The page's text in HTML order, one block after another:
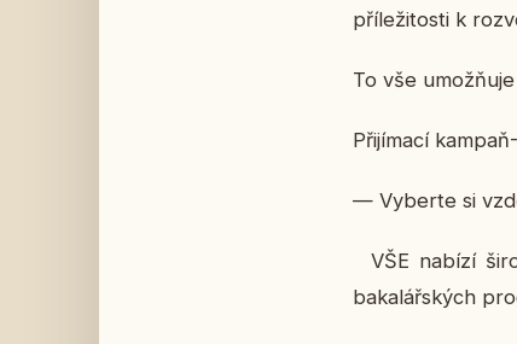
příležitosti k
To vše
Přijímací
— Vyberte si
VŠE nabízí
bakalářských